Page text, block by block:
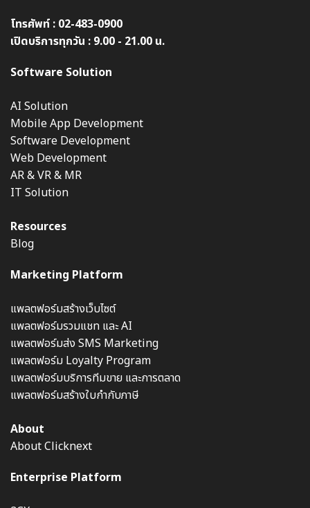
โทรศัพท์ : 02-483-0900
เปิดบริการทุกวัน : 9.00 - 21.00 น.
Software Solution
AI Solution
Mobile App Development
Software Development
Web Development
AR & VR & MR
IT Solution
Resources
Blog
Marketing Platform
แพลตฟอร์มสร้างเว็บไซต์
แพลตฟอร์มรวมแชท และ AI
แพลตฟอร์มส่ง SMS Marketing
แพลตฟอร์ม Loyalty Program
แพลตฟอร์มบริการทีมขาย และการตลาด
แพลตฟอร์มสร้างใบกำกับภาษี
About
About Clicknext
Enterprise Platform